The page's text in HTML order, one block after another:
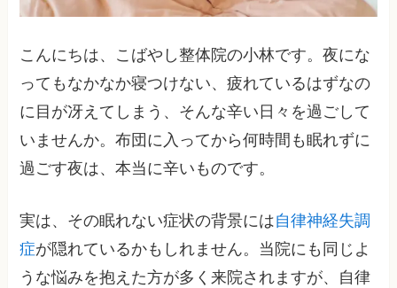
こんにちは、こばやし整体院の小林です。夜にな
ってもなかなか寝つけない、疲れているはずなの
に目が冴えてしまう、そんな辛い日々を過ごして
いませんか。布団に入ってから何時間も眠れずに
過ごす夜は、本当に辛いものです。
実は、その眠れない症状の背景には自律神経失調
症が隠れているかもしれません。当院にも同じよ
うな悩みを抱えた方が多く来院されますが、自律